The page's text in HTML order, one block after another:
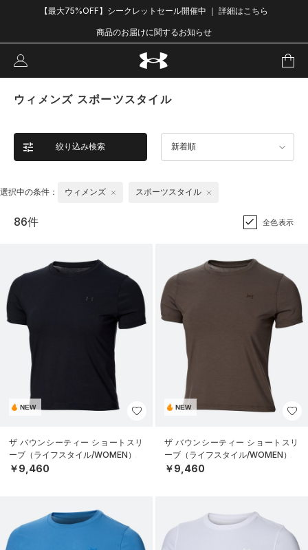
【最大75%OFF】シークレットセール開催中 ｜ 詳細はこちら
商品のお届けに関するお知らせ
ウィメンズ スポーツスタイル
絞り込み検索 新着順
選択中の条件： ウィメンズ スポーツスタイル
86件 全色表示
NEW
ザ バウンシーティー ショートスリ
ーブ（ライフスタイル/WOMEN）
￥9,460
NEW
ザ バウンシーティー ショートスリ
ーブ（ライフスタイル/WOMEN）
￥9,460